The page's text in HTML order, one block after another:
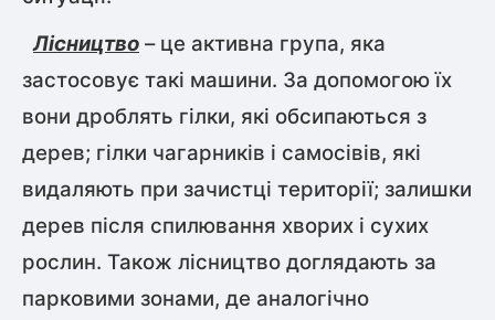
Лісництво – це активна група, яка
застосовує такі машини. За допомогою їх
вони дроблять гілки, які обсипаються з
дерев; гілки чагарників і самосівів, які
видаляють при зачистці території; залишки
дерев після спилювання хворих і сухих
рослин. Також лісництво доглядають за
парковими зонами, де аналогічно